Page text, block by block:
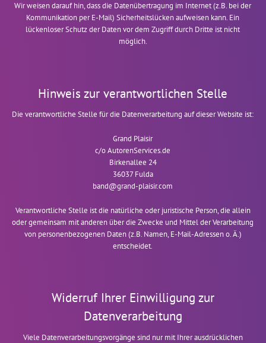
Wir weisen darauf hin, dass die Datenübertragung im Internet (z.B. bei der
Kommunikation per E-Mail) Sicherheitslücken aufweisen kann. Ein
lückenloser Schutz der Daten vor dem Zugriff durch Dritte ist nicht
möglich.
Hinweis zur verantwortlichen Stelle
Die verantwortliche Stelle für die Datenverarbeitung auf dieser Website ist:
Grand Plaisir
c/o AutorenServices.de
Birkenallee 24
36037 Fulda
band@grand-plaisir.com
Verantwortliche Stelle ist die natürliche oder juristische Person, die allein
oder gemeinsam mit anderen über die Zwecke und Mittel der Verarbeitung
von personenbezogenen Daten (z.B. Namen, E-Mail-Adressen o. Ä.)
entscheidet.
Widerruf Ihrer Einwilligung zur
Datenverarbeitung
Viele Datenverarbeitungsvorgänge sind nur mit Ihrer ausdrücklichen